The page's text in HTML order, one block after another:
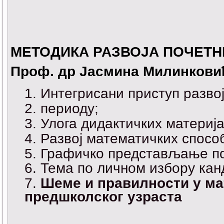
МЕТОДИКА РАЗВОЈА
Проф. др Јасмина
Интегрисани приступ
периоду;
Улога дидактичких
Развој математичких
Графичко представљање
Тема по личном избору
Шеме и правилности у
предшколског узраста